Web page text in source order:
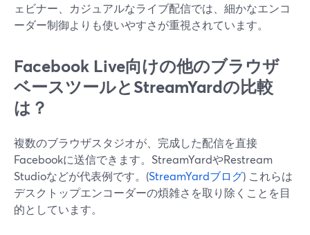
ェビナー、カジュアルなライブ配信では、細かなエンコ
ーダー制御よりも使いやすさが重視されています。
Facebook Live向けの他のブラウザ
ベースツールとStreamYardの比較
は？
複数のブラウザスタジオが、完成した配信を直接
Facebookに送信できます。StreamYardやRestream
Studioなどが代表例です。(StreamYardブログ) これらは
デスクトップエンコーダーの煩雑さを取り除くことを目
的としています。